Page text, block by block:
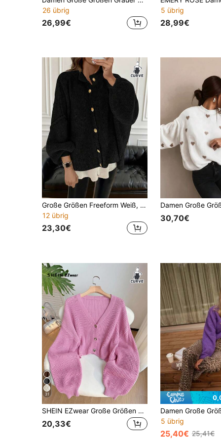
26 übrig
26,99€
5 übrig
28,99€
Große Größen Freeform Weiß, Schwarz, Braun, Rosa Strickjacke, Empfehlung eine Nummer kleiner für den Herbst
12 übrig
23,30€
30,70€
31
SHEIN EZwear Große Größen Hellrosa Lässig Alltagskleidung Gerippter Strick Knopf-Vorder Strickjacke
20,33€
5 übrig
25,40€ 25,41€